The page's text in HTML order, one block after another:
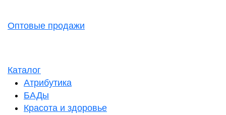
Оптовые продажи
Каталог
Атрибутика
БАДы
Красота и здоровье